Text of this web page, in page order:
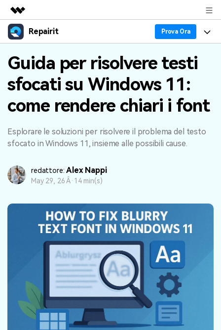
Prodotti in evidenza
UtilitÃ
Business
Panoramica
Soluzione
Chi siamo
Sala stampa
Negozio
Repairit Prova Ora
Prodotti
Esperti nella Riparazione dei Dati
Caratteristiche Principali
Guida
Blog
Problemi dei File
Problemi del Dispositivo
Tendenze
PiÃ¹ Argomenti sul Canale YOUTUBE
Supporto
Supporto
SCARICA ORA Accedi
search
Guida per risolvere testi
sfocati su Windows 11:
come rendere chiari i font
Esplorare le soluzioni per risolvere il problema del testo
sfocato in Windows 11, insieme alle possibili cause.
redattore:Alex Nappi
May 29, 26 Â· 14 min(s)